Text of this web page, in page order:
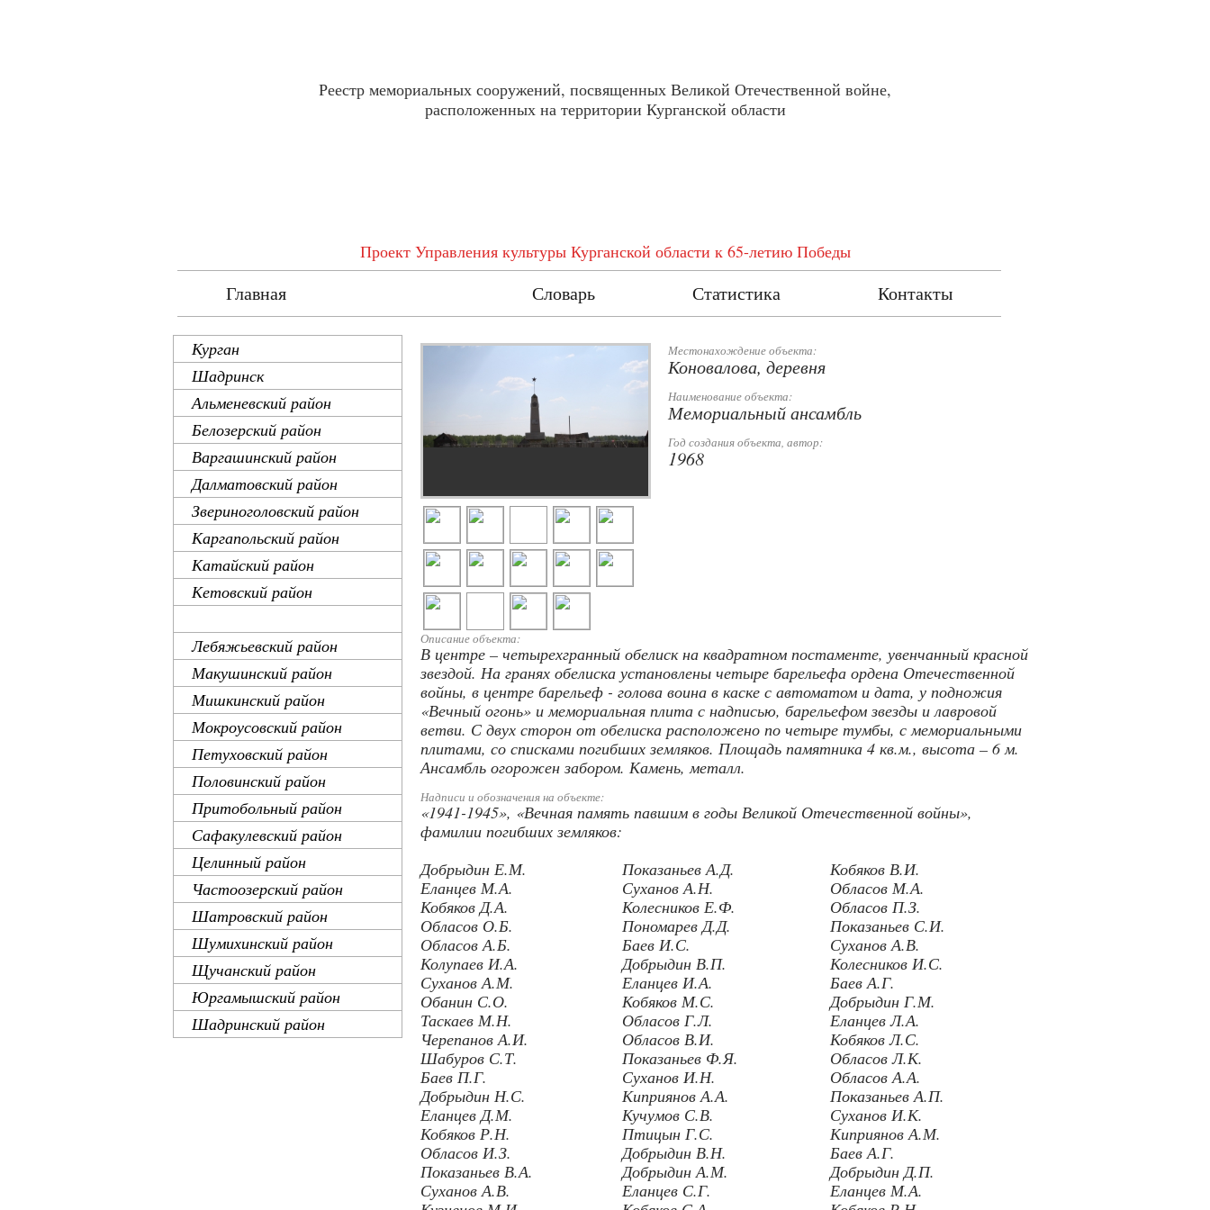
Реестр мемориальных сооружений, посвященных Великой Отечественной войне,
расположенных на территории Курганской области
Проект Управления культуры Курганской области к 65-летию Победы
Главная Словарь Статистика Контакты
Курган
Шадринск
Альменевский район
Белозерский район
Варгашинский район
Далматовский район
Звериноголовский район
Каргапольский район
Катайский район
Кетовский район
Лебяжьевский район
Макушинский район
Мишкинский район
Мокроусовский район
Петуховский район
Половинский район
Притобольный район
Сафакулевский район
Целинный район
Частоозерский район
Шатровский район
Шумихинский район
Щучанский район
Юргамышский район
Шадринский район
Местонахождение объекта:
Коновалова, деревня
Наименование объекта:
Мемориальный ансамбль
Год создания объекта, автор:
1968
Описание объекта:
В центре – четырехгранный обелиск на квадратном постаменте, увенчанный красной
звездой. На гранях обелиска установлены четыре барельефа ордена Отечественной
войны, в центре барельеф - голова воина в каске с автоматом и дата, у подножия
«Вечный огонь» и мемориальная плита с надписью, барельефом звезды и лавровой
ветви. С двух сторон от обелиска расположено по четыре тумбы, с мемориальными
плитами, со списками погибших земляков. Площадь памятника 4 кв.м., высота – 6 м.
Ансамбль огорожен забором. Камень, металл.
Надписи и обозначения на объекте:
«1941-1945», «Вечная память павшим в годы Великой Отечественной войны»,
фамилии погибших земляков:
Добрыдин Е.М.
Еланцев М.А.
Кобяков Д.А.
Обласов О.Б.
Обласов А.Б.
Колупаев И.А.
Суханов А.М.
Обанин С.О.
Таскаев М.Н.
Черепанов А.И.
Шабуров С.Т.
Баев П.Г.
Добрыдин Н.С.
Еланцев Д.М.
Кобяков Р.Н.
Обласов И.З.
Показаньев В.А.
Суханов А.В.
Показаньев А.Д.
Суханов А.Н.
Колесников Е.Ф.
Пономарев Д.Д.
Баев И.С.
Добрыдин В.П.
Еланцев И.А.
Кобяков М.С.
Обласов Г.Л.
Обласов В.И.
Показаньев Ф.Я.
Суханов И.Н.
Киприянов А.А.
Кучумов С.В.
Птицын Г.С.
Добрыдин В.Н.
Добрыдин А.М.
Еланцев С.Г.
Кобяков В.И.
Обласов М.А.
Обласов П.З.
Показаньев С.И.
Суханов А.В.
Колесников И.С.
Баев А.Г.
Добрыдин Г.М.
Еланцев Л.А.
Кобяков Л.С.
Обласов Л.К.
Обласов А.А.
Показаньев А.П.
Суханов И.К.
Киприянов А.М.
Баев А.Г.
Добрыдин Д.П.
Еланцев М.А.